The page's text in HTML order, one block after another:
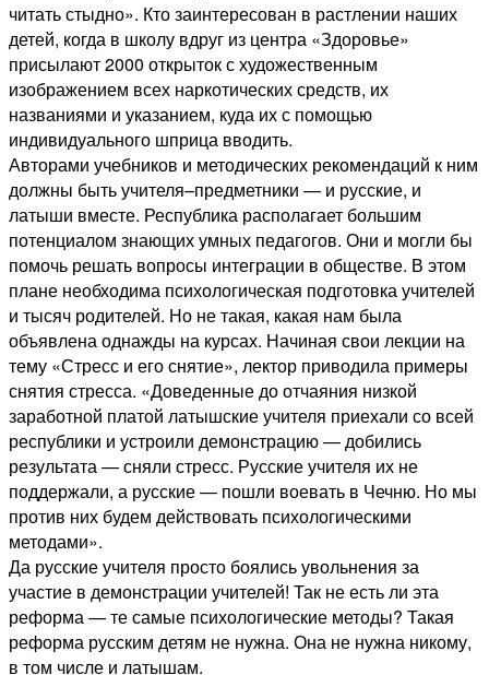
читать стыдно». Кто заинтересован в растлении наших
детей, когда в школу вдруг из центра «Здоровье»
присылают 2000 открыток с художественным
изображением всех наркотических средств, их
названиями и указанием, куда их с помощью
индивидуального шприца вводить.
Авторами учебников и методических рекомендаций к ним
должны быть учителя–предметники — и русские, и
латыши вместе. Республика располагает большим
потенциалом знающих умных педагогов. Они и могли бы
помочь решать вопросы интеграции в обществе. В этом
плане необходима психологическая подготовка учителей
и тысяч родителей. Но не такая, какая нам была
объявлена однажды на курсах. Начиная свои лекции на
тему «Стресс и его снятие», лектор приводила примеры
снятия стресса. «Доведенные до отчаяния низкой
заработной платой латышские учителя приехали со всей
республики и устроили демонстрацию — добились
результата — сняли стресс. Русские учителя их не
поддержали, а русские — пошли воевать в Чечню. Но мы
против них будем действовать психологическими
методами».
Да русские учителя просто боялись увольнения за
участие в демонстрации учителей! Так не есть ли эта
реформа — те самые психологические методы? Такая
реформа русским детям не нужна. Она не нужна никому,
в том числе и латышам.